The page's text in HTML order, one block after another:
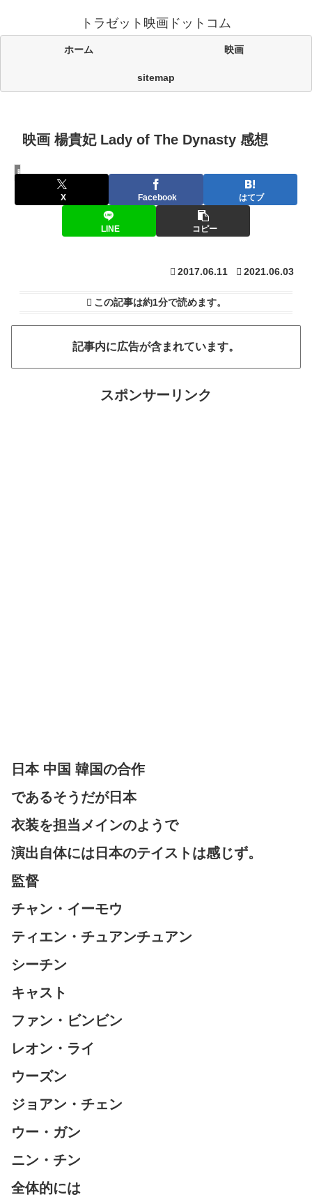
トラゼット映画ドットコム
ホーム 映画
sitemap
映画 楊貴妃 Lady of The Dynasty 感想
映画
X Facebook はてブ
LINE コピー
2017.06.11 2021.06.03
この記事は約1分で読めます。
記事内に広告が含まれています。
スポンサーリンク
日本 中国 韓国の合作
であるそうだが日本
衣装を担当メインのようで
演出自体には日本のテイストは感じず。
監督
チャン・イーモウ
ティエン・チュアンチュアン
シーチン
キャスト
ファン・ビンビン
レオン・ライ
ウーズン
ジョアン・チェン
ウー・ガン
ニン・チン
全体的には